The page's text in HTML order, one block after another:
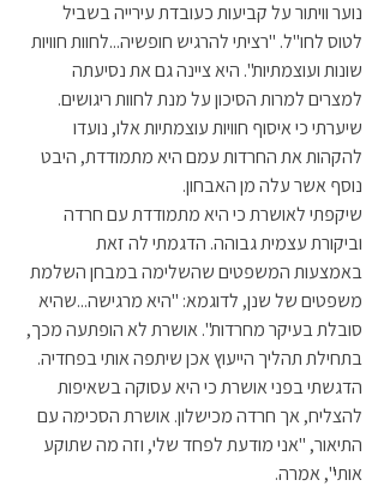
נוער וויתור על קביעות כעובדת עירייה בשביל
לטוס לחו"ל. "רציתי להרגיש חופשיה...לחוות חוויות
שונות ועוצמתיות". היא ציינה גם את נסיעתה
למצרים למרות הסיכון על מנת לחוות ריגושים.
שיערתי כי איסוף חוויות עוצמתיות אלו, נועדו
להקהות את החרדות עמם היא מתמודדת, היבט
נוסף אשר עלה מן האבחון.
שיקפתי לאושרת כי היא מתמודדת עם חרדה
וביקורת עצמית גבוהה. הדגמתי לה זאת
באמצעות המשפטים שהשלימה במבחן השלמת
משפטים של שנן, לדוגמא: "היא מרגישה...שהיא
סובלת בעיקר מחרדות". אושרת לא הופתעה מכך,
בתחילת תהליך הייעוץ אכן שיתפה אותי בפחדיה.
הדגשתי בפני אושרת כי היא עסוקה בשאיפות
להצליח, אך חרדה מכישלון. אושרת הסכימה עם
התיאור, "אני מודעת לפחד שלי, וזה מה שתוקע
אותי", אמרה.